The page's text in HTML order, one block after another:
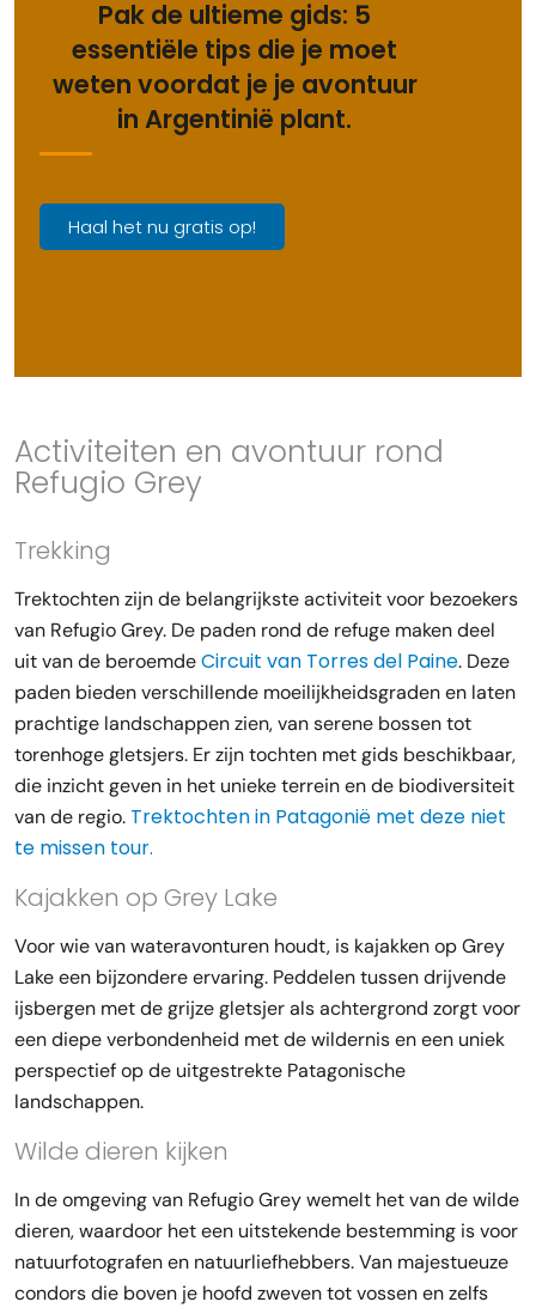
Pak de ultieme gids: 5
essentiële tips die je moet
weten voordat je je avontuur
in Argentinië plant.
Haal het nu gratis op!
Activiteiten en avontuur rond
Refugio Grey
Trekking
Trektochten zijn de belangrijkste activiteit voor bezoekers
van Refugio Grey. De paden rond de refuge maken deel
uit van de beroemdeCircuit van Torres del Paine. Deze
paden bieden verschillende moeilijkheidsgraden en laten
prachtige landschappen zien, van serene bossen tot
torenhoge gletsjers. Er zijn tochten met gids beschikbaar,
die inzicht geven in het unieke terrein en de biodiversiteit
van de regio. Trektochten in Patagonië met deze niet
te missen tour.
Kajakken op Grey Lake
Voor wie van wateravonturen houdt, is kajakken op Grey
Lake een bijzondere ervaring. Peddelen tussen drijvende
ijsbergen met de grijze gletsjer als achtergrond zorgt voor
een diepe verbondenheid met de wildernis en een uniek
perspectief op de uitgestrekte Patagonische
landschappen.
Wilde dieren kijken
In de omgeving van Refugio Grey wemelt het van de wilde
dieren, waardoor het een uitstekende bestemming is voor
natuurfotografen en natuurliefhebbers. Van majestueuze
condors die boven je hoofd zweven tot vossen en zelfs